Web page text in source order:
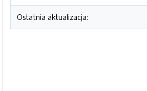
Ostatnia aktualizacja: